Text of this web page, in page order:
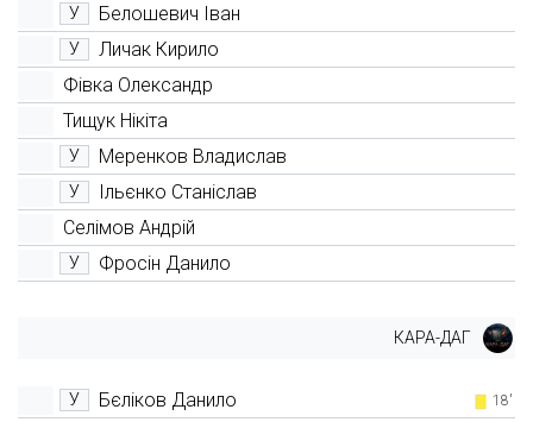
У Белошевич Іван
У
Личак Кирило
Фівка Олександр
Тищук Нікіта
У Меренков Владислав
У
Ільєнко Станіслав
Селімов Андрій
У Фросін Данило
КАРА-ДАГ
У Бєліков Данило 18'